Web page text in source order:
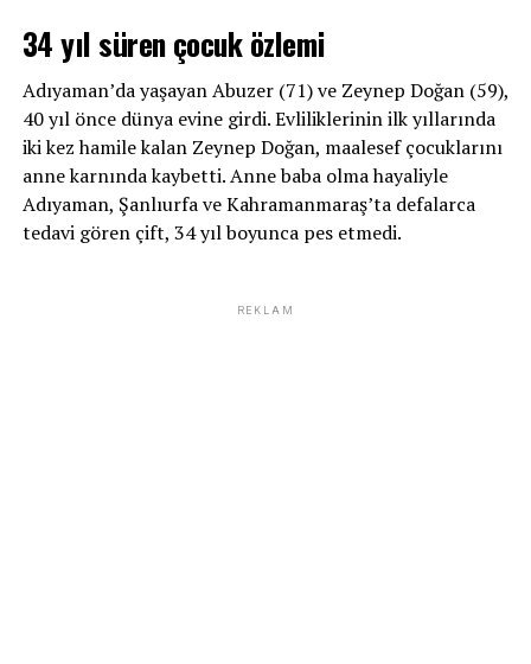
34 yıl süren çocuk özlemi
Adıyaman’da yaşayan Abuzer (71) ve Zeynep Doğan (59),
40 yıl önce dünya evine girdi. Evliliklerinin ilk yıllarında
iki kez hamile kalan Zeynep Doğan, maalesef çocuklarını
anne karnında kaybetti. Anne baba olma hayaliyle
Adıyaman, Şanlıurfa ve Kahramanmaraş’ta defalarca
tedavi gören çift, 34 yıl boyunca pes etmedi.
REKLAM